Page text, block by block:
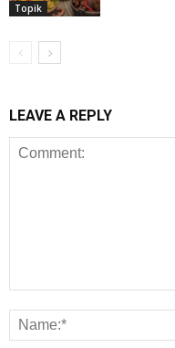
Topik
LEAVE A REPLY